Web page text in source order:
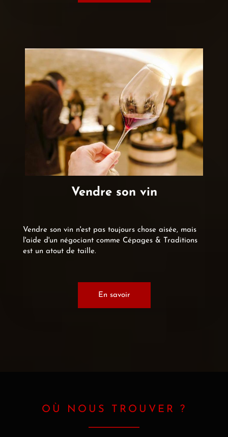
Vendre son vin
Vendre son vin n'est pas toujours chose aisée, mais
l'aide d'un négociant comme Cépages & Traditions
est un atout de taille.
En savoir
OÙ NOUS TROUVER ?